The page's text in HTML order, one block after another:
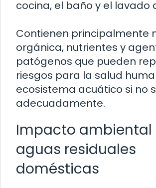
cocina, el baño y el lavado
Contienen principalmente
orgánica, nutrientes y
patógenos que pueden
riesgos para la salud
ecosistema acuático si no
adecuadamente.
Impacto ambiental
aguas residuales
domésticas